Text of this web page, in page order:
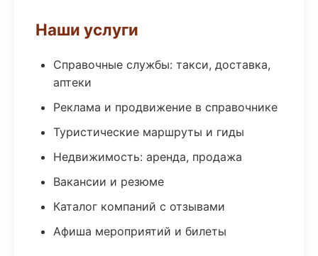
Наши услуги
Справочные службы: такси, доставка,
аптеки
Реклама и продвижение в справочнике
Туристические маршруты и гиды
Недвижимость: аренда, продажа
Вакансии и резюме
Каталог компаний с отзывами
Афиша мероприятий и билеты